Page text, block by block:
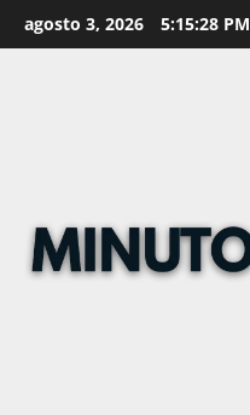
to
agosto 3, 2026 5:15:29 PM